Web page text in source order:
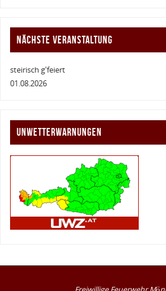
NÄCHSTE VERANSTALTUNG
steirisch g'feiert
01.08.2026
UNWETTERWARNUNGEN